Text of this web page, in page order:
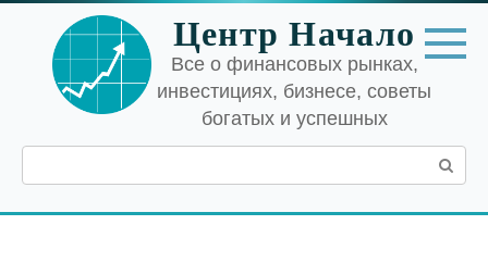
Перейти
контенту
Центр Начало
Все о финансовых рынках,
инвестициях, бизнесе, советы
богатых и успешных
Поиск: